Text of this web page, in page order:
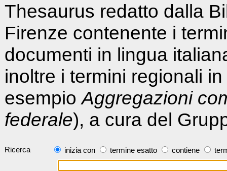
Thesaurus redatto dalla
Firenze contenente i
documenti in lingua
inoltre i termini regionali
esempioAggregazioni
federale), a cura del
Ricerca inizia con termine esatto contiene